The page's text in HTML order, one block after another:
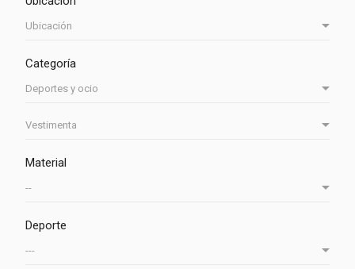
Categoría
Material
Deporte